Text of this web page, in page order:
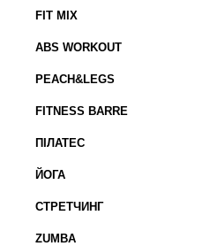
FIT MIX
ABS WORKOUT
PEACH&LEGS
FITNESS BARRE
ПІЛАТЕС
ЙОГА
СТРЕТЧИНГ
ZUMBA